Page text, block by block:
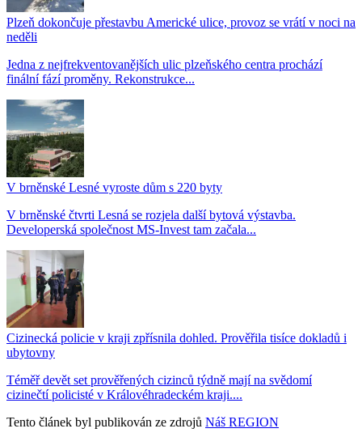
Plzeň dokončuje přestavbu Americké ulice, provoz se vrátí v noci na
neděli
Jedna z nejfrekventovanějších ulic plzeňského centra prochází
finální fází proměny. Rekonstrukce...
V brněnské Lesné vyroste dům s 220 byty
V brněnské čtvrti Lesná se rozjela další bytová výstavba.
Developerská společnost MS-Invest tam začala...
Cizinecká policie v kraji zpřísnila dohled. Prověřila tisíce dokladů i
ubytovny
Téměř devět set prověřených cizinců týdně mají na svědomí
cizinečtí policisté v Královéhradeckém kraji....
Tento článek byl publikován ze zdrojů Náš REGION